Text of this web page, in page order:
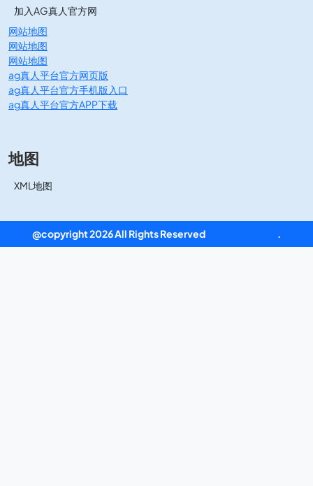
加入AG真人官方网
网站地图
网站地图
网站地图
ag真人平台官方网页版
ag真人平台官方手机版入口
ag真人平台官方APP下载
地图
XML地图
@copyright 2026 All Rights Reserved .